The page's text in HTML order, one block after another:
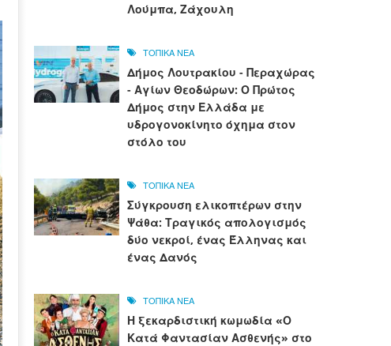
Λούμπα, Ζάχουλη
ΤΟΠΙΚΑ ΝΕΑ
Δήμος Λουτρακίου - Περαχώρας
- Αγίων Θεοδώρων: Ο Πρώτος
Δήμος στην Ελλάδα με
υδρογονοκίνητο όχημα στον
στόλο του
ΤΟΠΙΚΑ ΝΕΑ
Σύγκρουση ελικοπτέρων στην
Ψάθα: Τραγικός απολογισμός
δύο νεκροί, ένας Έλληνας και
ένας Δανός
ΤΟΠΙΚΑ ΝΕΑ
Η ξεκαρδιστική κωμωδία «Ο
Κατά Φαντασίαν Ασθενής» στο